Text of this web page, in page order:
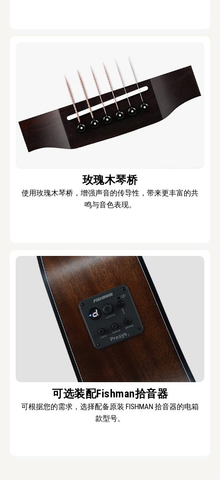
玫瑰木琴桥
使用玫瑰木琴桥，增强声音的传导性，带来更丰富的共
鸣与音色表现。
可选装配Fishman拾音器
可根据您的需求，选择配备原装 FISHMAN 拾音器的电箱
款型号。